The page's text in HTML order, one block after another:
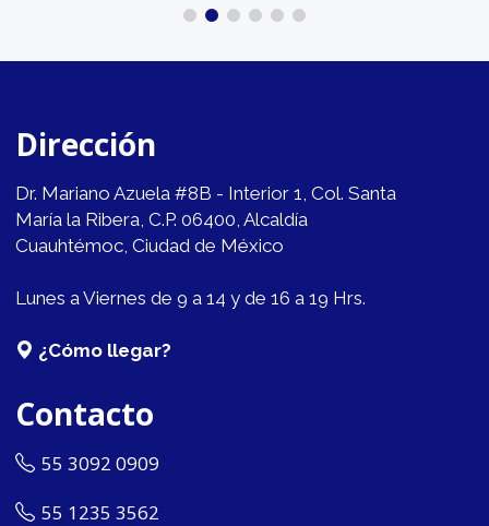
Dirección
Dr. Mariano Azuela #8B - Interior 1, Col. Santa
María la Ribera, C.P. 06400, Alcaldía
Cuauhtémoc, Ciudad de México
Lunes a Viernes de 9 a 14 y de 16 a 19 Hrs.
¿Cómo llegar?
Contacto
55 3092 0909
55 1235 3562